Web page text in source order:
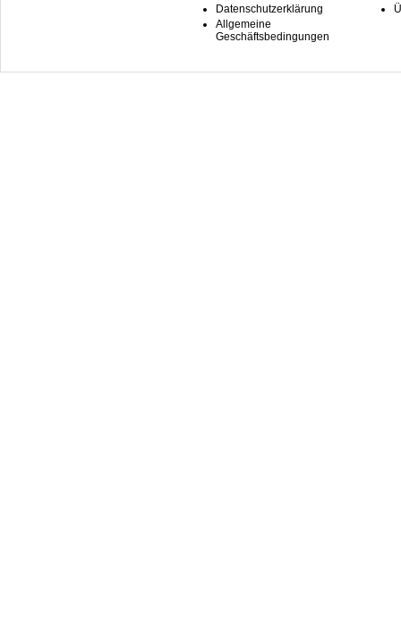
Datenschutzerklärung
Allgemeine
Geschäftsbedingungen